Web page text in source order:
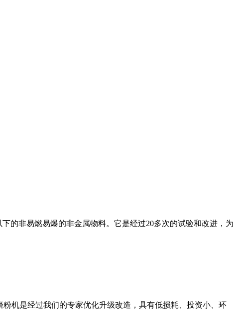
的非易燃易爆的非金属物料。它是经过20多次的试验和改进，为
机是经过我们的专家优化升级改造，具有低损耗、投资小、环